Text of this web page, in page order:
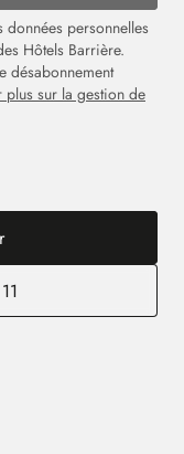
personnelles
Hôtels Barrière.
désabonnement
plus sur la gestion de